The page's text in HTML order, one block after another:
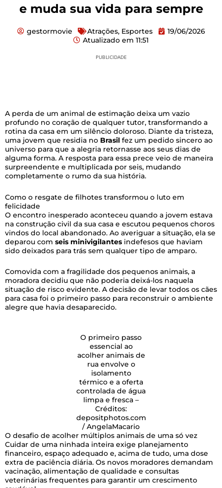
e muda sua vida para sempre
gestormovie Atrações, Esportes
19/06/2026
Atualizado em 11:51
PUBLICIDADE
A perda de um animal de estimação deixa um vazio
profundo no coração de qualquer tutor, transformando a
rotina da casa em um silêncio doloroso. Diante da tristeza,
uma jovem que residia no Brasil fez um pedido sincero ao
universo para que a alegria retornasse aos seus dias de
alguma forma. A resposta para essa prece veio de maneira
surpreendente e multiplicada por seis, mudando
completamente o rumo da sua história.
Como o resgate de filhotes transformou o luto em
felicidade
O encontro inesperado aconteceu quando a jovem estava
na construção civil da sua casa e escutou pequenos choros
vindos do local abandonado. Ao averiguar a situação, ela se
deparou com seis minivigilantes indefesos que haviam
sido deixados para trás sem qualquer tipo de amparo.
Comovida com a fragilidade dos pequenos animais, a
moradora decidiu que não poderia deixá-los naquela
situação de risco evidente. A decisão de levar todos os cães
para casa foi o primeiro passo para reconstruir o ambiente
alegre que havia desaparecido.
O primeiro passo
essencial ao
acolher animais de
rua envolve o
isolamento
térmico e a oferta
controlada de água
limpa e fresca –
Créditos:
depositphotos.com
/ AngelaMacario
O desafio de acolher múltiplos animais de uma só vez
Cuidar de uma ninhada inteira exige planejamento
financeiro, espaço adequado e, acima de tudo, uma dose
extra de paciência diária. Os novos moradores demandam
vacinação, alimentação de qualidade e consultas
veterinárias frequentes para garantir um crescimento